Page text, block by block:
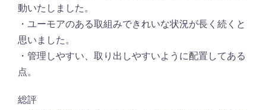
動いたしました。
・ユーモアのある取組みできれいな状況が長く続くと
思いました。
・管理しやすい、取り出しやすいように配置してある
点。
総評